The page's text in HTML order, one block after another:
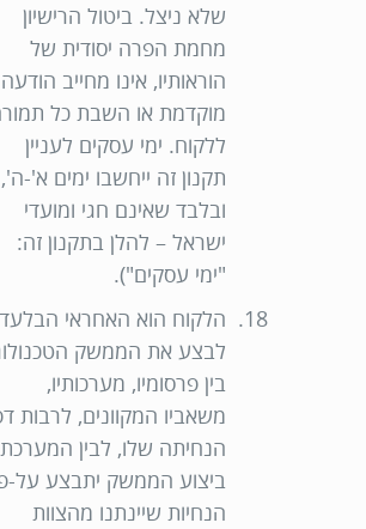
שלא ניצל. ביטול הרישיון
מחמת הפרה יסודית של
הוראותיו, אינו מחייב הודעה
מוקדמת או השבת כל
ללקוח. ימי עסקים לעניין
תקנון זה ייחשבו ימים א'-ה',
ובלבד שאינם חגי ומועדי
ישראל – להלן בתקנון זה:
"ימי עסקים").
הלקוח הוא האחראי
לבצע את הממשק
בין פרסומיו, מערכותיו,
משאביו המקוונים, לרבות
הנחיתה שלו, לבין
ביצוע הממשק יתבצע על-
הנחיות שיינתנו מהצוות